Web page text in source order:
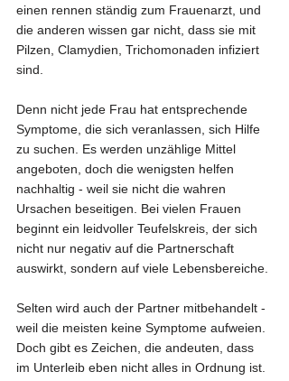
einen rennen ständig zum Frauenarzt, und
die anderen wissen gar nicht, dass sie mit
Pilzen, Clamydien, Trichomonaden infiziert
sind.
Denn nicht jede Frau hat entsprechende
Symptome, die sich veranlassen, sich Hilfe
zu suchen. Es werden unzählige Mittel
angeboten, doch die wenigsten helfen
nachhaltig - weil sie nicht die wahren
Ursachen beseitigen. Bei vielen Frauen
beginnt ein leidvoller Teufelskreis, der sich
nicht nur negativ auf die Partnerschaft
auswirkt, sondern auf viele Lebensbereiche.
Selten wird auch der Partner mitbehandelt -
weil die meisten keine Symptome aufweien.
Doch gibt es Zeichen, die andeuten, dass
im Unterleib eben nicht alles in Ordnung ist.